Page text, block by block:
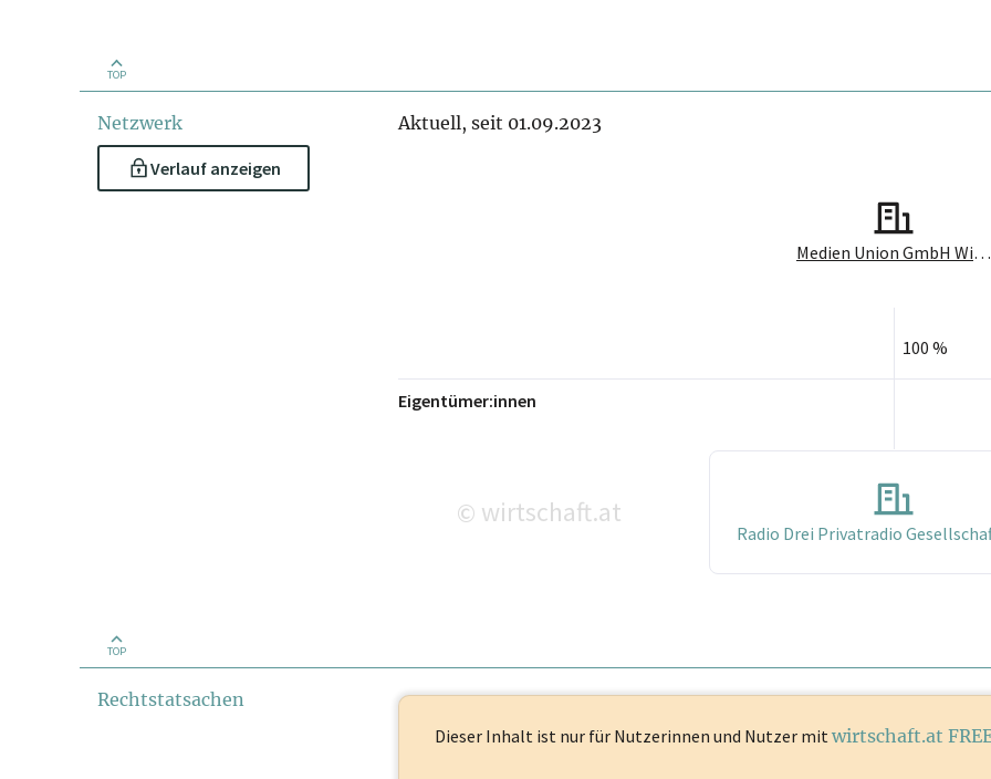
TOP
Netzwerk
Verlauf anzeigen
Aktuell, seit 01.09.2023
Medien Union GmbH Wien
100 %
Eigentümer:innen
© wirtschaft.at
Radio Drei Privatradio
TOP
Rechtstatsachen
Dieser Inhalt ist nur für Nutzerinnen und Nutzer mit wirtschaft.at